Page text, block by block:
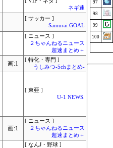
ネギ速
[ サッカー ]
Samurai GOAL
[ ニュース ]
２ちゃんねるニュース
超速まとめ＋
画:1
[ 特化・専門 ]
うしみつ-5chまとめ-
[ 東亜 ]
U-1 NEWS.
画:1
[ ニュース ]
２ちゃんねるニュース
超速まとめ＋
[ なんJ・野球 ]
97
98
99
100